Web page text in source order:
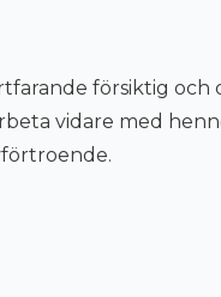
försiktig och
vidare med